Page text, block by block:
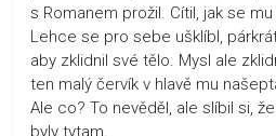
s Romanem prožil. Cítil, jak se
Lehce se pro sebe ušklíbl,
aby zklidnil své tělo. Mysl ale
ten malý červík v hlavě mu
Ale co? To nevěděl, ale slíbil si,
byly tytam.